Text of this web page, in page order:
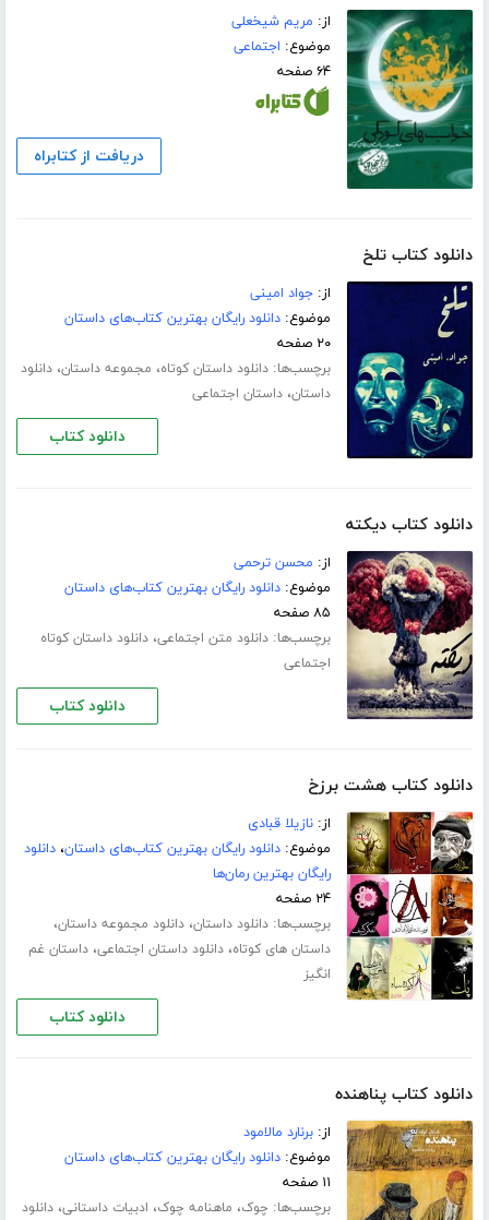
از: مریم شیخعلی
موضوع: اجتماعی
۶۴ صفحه
دریافت از کتابراه
دانلود کتاب تلخ
از:جواد امینی
موضوع:دانلود رایگان بهترین کتاب‌های داستان
۲۰ صفحه
برچسب‌ها:دانلود داستان کوتاه، مجموعه داستان،دانلود
داستان،داستان اجتماعی
دانلود کتاب
دانلود کتاب دیکته
از: محسن ترحمی
موضوع:دانلود رایگان بهترین کتاب‌های داستان
۸۵ صفحه
برچسب‌ها:دانلود متن اجتماعی،دانلود داستان کوتاه
اجتماعی
دانلود کتاب
دانلود کتاب هشت برزخ
از:نازیلا قبادی
موضوع:دانلود رایگان بهترین کتاب‌های داستان،دانلود
رایگان بهترین رمان‌ها
۲۴ صفحه
برچسب‌ها:دانلود داستان،دانلود مجموعه داستان،
داستان های کوتاه،دانلود داستان اجتماعی،داستان غم
انگیز
دانلود کتاب
دانلود کتاب پناهنده
از:برنارد مالامود
موضوع:دانلود رایگان بهترین کتاب‌های داستان
۱۱ صفحه
برچسب‌ها: چوک، ماهنامه چوک، ادبیات داستانی،دانلود